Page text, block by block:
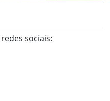
sociais: